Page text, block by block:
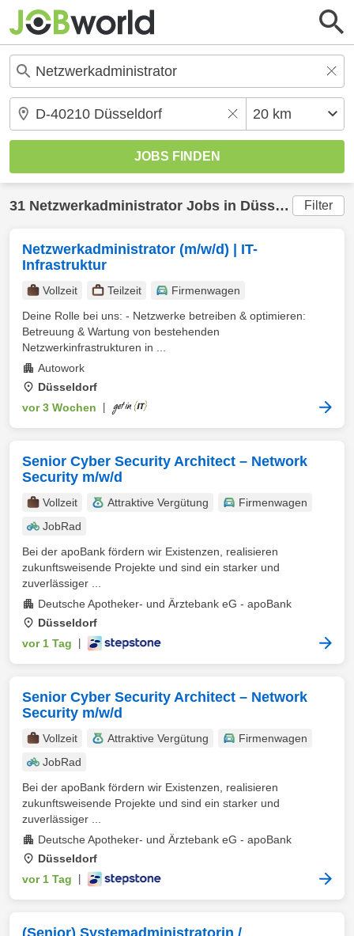
31 Netzwerkadministrator Jobs in Düsseldorf (20
Filter
Netzwerkadministrator (m/w/d) | IT-
Infrastruktur
Vollzeit Teilzeit
Firmenwagen
Deine Rolle bei uns: - Netzwerke betreiben & optimieren:
Betreuung & Wartung von bestehenden
Netzwerkinfrastrukturen in ...
Autowork
Düsseldorf
vor 3 Wochen
Senior Cyber Security Architect – Network
Security m/w/d
Vollzeit Attraktive Vergütung
Firmenwagen
JobRad
Bei der apoBank fördern wir Existenzen, realisieren
zukunftsweisende Projekte und sind ein starker und
zuverlässiger ...
Deutsche Apotheker- und Ärztebank eG - apoBank
Düsseldorf
vor 1 Tag
Senior Cyber Security Architect – Network
Security m/w/d
Vollzeit Attraktive Vergütung
Firmenwagen
JobRad
Bei der apoBank fördern wir Existenzen, realisieren
zukunftsweisende Projekte und sind ein starker und
zuverlässiger ...
Deutsche Apotheker- und Ärztebank eG - apoBank
Düsseldorf
vor 1 Tag
(Senior) Systemadministratorin /